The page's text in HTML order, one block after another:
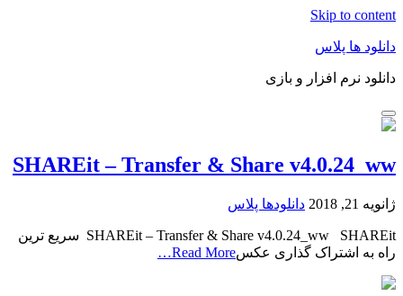
Skip to content
دانلود ها پلاس
دانلود نرم افزار و بازی
SHAREit – Transfer & Share v4.0.24_ww
ژانویه 21, 2018 دانلودها پلاس
SHAREit – Transfer & Share v4.0.24_ww SHAREit سریع ترین
راه به اشتراک گذاری عکسRead More…